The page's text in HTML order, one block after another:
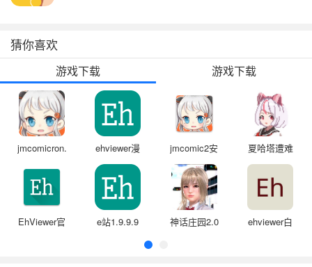
猜你喜欢
游戏下载 游戏下载
jmcomicron.mic
ehviewer漫
画
jmcomic2安
装包1.7.4
夏哈塔遭难
的一天正式
版官网
EhViewer官
e站1.9.9.9
神话庄园2.0
ehviewer白